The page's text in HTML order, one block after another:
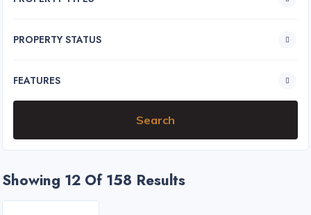
PROPERTY STATUS
FEATURES
Showing 12 Of 158 Results